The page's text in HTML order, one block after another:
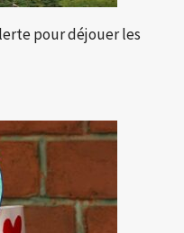
pour déjouer les